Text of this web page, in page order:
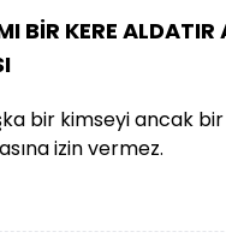
BİR KERE
bir kimseyi ancak
izin vermez.